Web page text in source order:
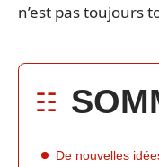
n’est pas toujours
De nouvelles